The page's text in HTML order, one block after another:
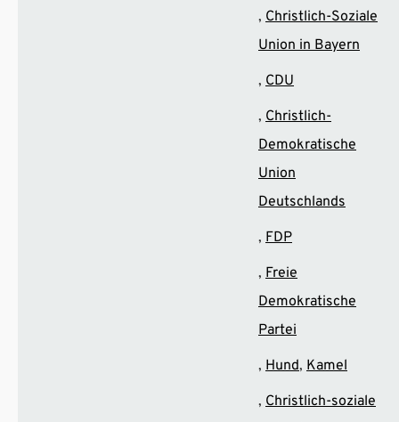
Christlich-Soziale
Union in Bayern
CDU
Christlich-
Demokratische
Union
Deutschlands
FDP
Freie
Demokratische
Partei
Hund Kamel
Christlich-soziale